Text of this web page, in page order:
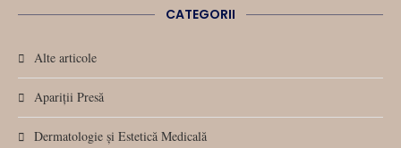
CATEGORII
Alte articole
Apariții Presă
Dermatologie și Estetică Medicală